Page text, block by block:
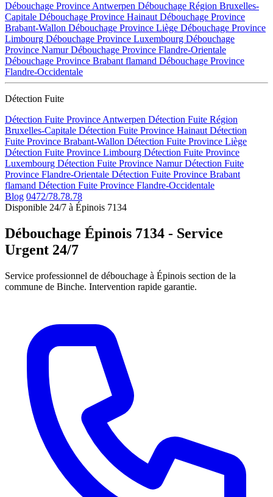
Débouchage Province Antwerpen Débouchage Région Bruxelles-
Capitale Débouchage Province Hainaut Débouchage Province
Brabant-Wallon Débouchage Province Liège Débouchage Province
Limbourg Débouchage Province Luxembourg Débouchage
Province NamurDébouchage Province Flandre-Orientale
Débouchage Province Brabant flamand Débouchage Province
Flandre-Occidentale
Détection Fuite
Détection Fuite Province Antwerpen Détection Fuite Région
Bruxelles-Capitale Détection Fuite Province Hainaut Détection
Fuite Province Brabant-Wallon Détection Fuite Province Liège
Détection Fuite Province Limbourg Détection Fuite Province
Luxembourg Détection Fuite Province NamurDétection Fuite
Province Flandre-Orientale Détection Fuite Province Brabant
flamand Détection Fuite Province Flandre-Occidentale
Blog 0472/78.78.78
Disponible 24/7 à Épinois 7134
Débouchage Épinois 7134 - Service
Urgent 24/7
Service professionnel de débouchage à Épinois section de la
commune de Binche. Intervention rapide garantie.